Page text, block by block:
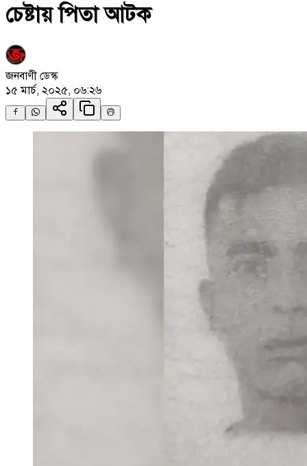
চেষ্টায় পিতা আটক
জনবাণী ডেস্ক
১৫ মার্চ, ২০২৫, ০৬:২৬